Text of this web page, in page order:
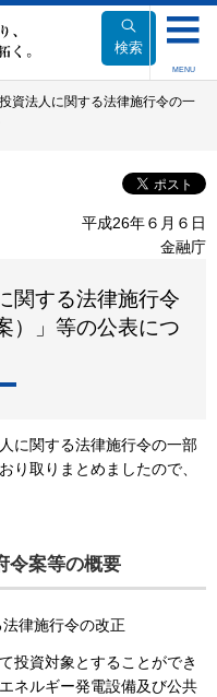
検索
MENU
資法人に関する法律施行令の一
平成26年６月６日
金融庁
関する法律施行令
）」等の公表につ
に関する法律施行令の一部
り取りまとめましたので、
令案等の概要
律施行令の改正
投資対象とすることができ
ネルギー発電設備及び公共